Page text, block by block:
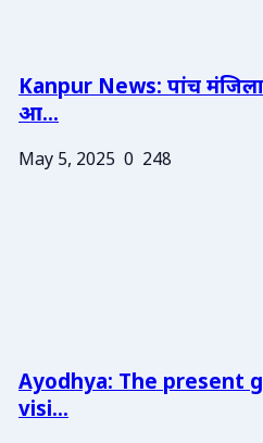
Kanpur News: पांच
आ...
May 5, 2025 0 248
Ayodhya: The present
visi...